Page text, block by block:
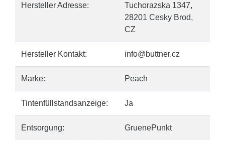
Hersteller Adresse:
Tuchorazska 1347,
28201 Cesky Brod,
CZ
Hersteller Kontakt: info@buttner.cz
Marke: Peach
Tintenfüllstandsanzeige: Ja
Entsorgung: GruenePunkt